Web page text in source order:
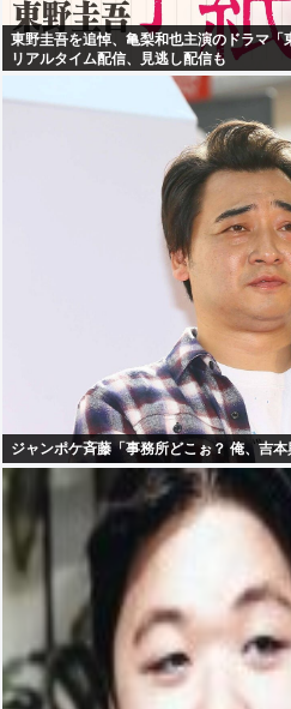
東野圭吾を追悼、亀梨和也主演のドラマ「
リアルタイム配信、見逃し配信も
ジャンポケ斉藤「事務所どこぉ？ 俺、吉本